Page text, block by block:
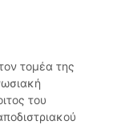
τομέα της
του